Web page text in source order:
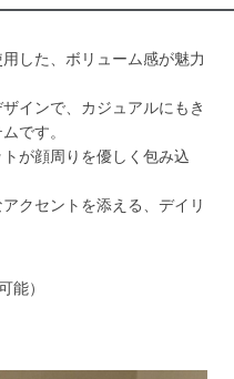
した、ボリューム感が魅力
インで、カジュアルにもき
です。
が顔周りを優しく包み込
クセントを添える、デイリ
能）